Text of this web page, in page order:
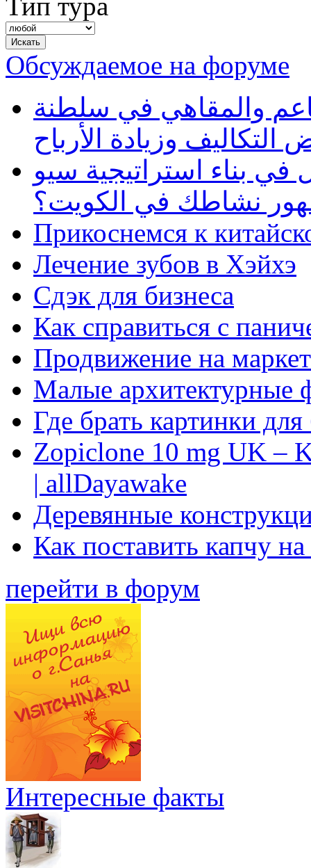
Тип тура
Обсуждаемое на форуме
والمقاهي في سلطنة
وزيادة الأرباح
بناء استراتيجية سيو
نشاطك في الكويت؟
Прикоснемся к
Лечение зубов в Хэйхэ
Сдэк для бизнеса
Как справиться с
Продвижение на
Малые архитектурные
Где брать картинки
Zopiclone 10 mg UK –
| allDayawake
Деревянные
Как поставить капчу
перейти в форум
Интересные факты